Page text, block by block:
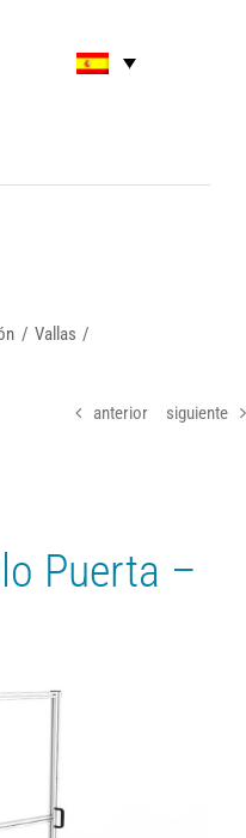
Vallas
anterior siguiente
Puerta –